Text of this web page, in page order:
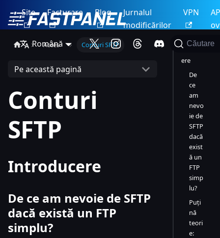
Site Facturare Blog
Jurnalul
modificărilor
VPN
Română
Căutare
Acces Conturi SFTP
Pe această pagină
Conturi
SFTP
Introducere
De ce am nevoie de SFTP
dacă există un FTP
simplu?
Introduc
ere
De
ce
am
nevo
ie de
SFTP
dacă
exist
ă un
FTP
simp
lu?
Puți
nă
teori
e: